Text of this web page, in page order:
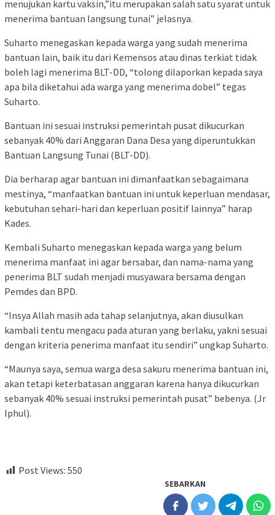
menujukan kartu vaksin,”itu merupakan salah satu syarat untuk
menerima bantuan langsung tunai” jelasnya.
Suharto menegaskan kepada warga yang sudah menerima
bantuan lain, baik itu dari Kemensos atau dinas terkiat tidak
boleh lagi menerima BLT-DD, “tolong dilaporkan kepada saya
apa bila diketahui ada warga yang menerima dobel” tegas
Suharto.
Bantuan ini sesuai instruksi pemerintah pusat dikucurkan
sebanyak 40% dari Anggaran Dana Desa yang diperuntukkan
Bantuan Langsung Tunai (BLT-DD).
Dia berharap agar bantuan ini dimanfaatkan sebagaimana
mestinya, “manfaatkan bantuan ini untuk keperluan mendasar,
kebutuhan sehari-hari dan keperluan positif lainnya” harap
Kades.
Kembali Suharto menegaskan kepada warga yang belum
menerima manfaat ini agar bersabar, dan nama-nama yang
penerima BLT sudah menjadi musyawara bersama dengan
Pemdes dan BPD.
“Insya Allah masih ada tahap selanjutnya, akan diusulkan
kambali tentu mengacu pada aturan yang berlaku, yakni sesuai
dengan kriteria penerima manfaat itu sendiri” ungkap Suharto.
“Maunya saya, semua warga desa sakuru menerima bantuan ini,
akan tetapi keterbatasan anggaran karena hanya dikucurkan
sebanyak 40% sesuai instruksi pemerintah pusat” bebenya. (Jr
Iphul).
Post Views: 550
SEBARKAN